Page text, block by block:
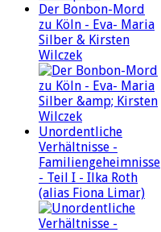
Der Bonbon-Mord
zu Köln - Eva- Maria
Silber & Kirsten
Wilczek
Unordentliche
Verhältnisse -
Familiengeheimnisse
- Teil I - Ilka Roth
(alias Fiona Limar)